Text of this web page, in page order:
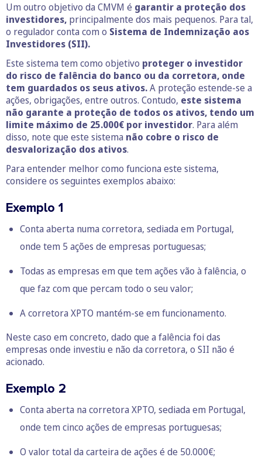
Um outro objetivo da CMVM é garantir a proteção dos
investidores, principalmente dos mais pequenos. Para tal,
o regulador conta com o Sistema de Indemnização aos
Investidores (SII).
Este sistema tem como objetivo proteger o investidor
do risco de falência do banco ou da corretora, onde
tem guardados os seus ativos.A proteção estende-se a
ações, obrigações, entre outros. Contudo, este sistema
não garante a proteção de todos os ativos, tendo um
limite máximo de 25.000€ por investidor. Para além
disso, note que este sistema não cobre o risco de
desvalorização dos ativos.
Para entender melhor como funciona este sistema,
considere os seguintes exemplos abaixo:
Exemplo 1
Conta aberta numa corretora, sediada em Portugal,
onde tem 5 ações de empresas portuguesas;
Todas as empresas em que tem ações vão à falência, o
que faz com que percam todo o seu valor;
A corretora XPTO mantém-se em funcionamento.
Neste caso em concreto, dado que a falência foi das
empresas onde investiu e não da corretora, o SII não é
acionado.
Exemplo 2
Conta aberta na corretora XPTO, sediada em Portugal,
onde tem cinco ações de empresas portuguesas;
O valor total da carteira de ações é de 50.000€;